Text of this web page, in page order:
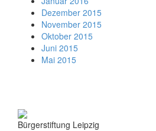
Dezember 2015
November 2015
Oktober 2015
Juni 2015
Mai 2015
Bürgerstiftung Leipzig